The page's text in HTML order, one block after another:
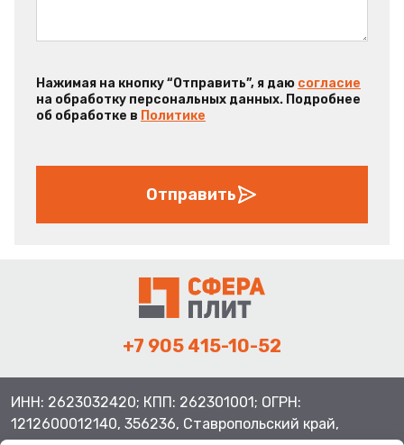
Нажимая на кнопку “Отправить”, я даю согласие
на обработку персональных данных. Подробнее
об обработке в Политике
Отправить
+7 905 415-10-52
ИНН: 2623032420; КПП: 262301001; ОГРН:
1212600012140, 356236, Ставропольский край,